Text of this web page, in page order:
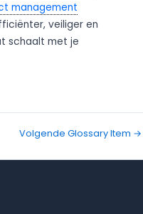
management
veiliger en
schaalt met je
Volgende Glossary Item →